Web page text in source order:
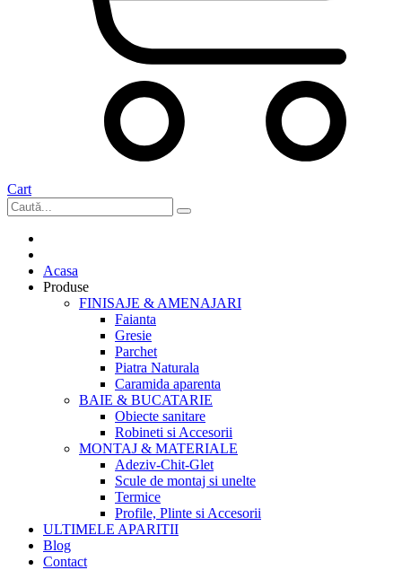
Cart
Acasa
Produse
FINISAJE & AMENAJARI
Faianta
Gresie
Parchet
Piatra Naturala
Caramida aparenta
BAIE & BUCATARIE
Obiecte sanitare
Robineti si Accesorii
MONTAJ & MATERIALE
Adeziv-Chit-Glet
Scule de montaj si unelte
Termice
Profile, Plinte si Accesorii
ULTIMELE APARITII
Blog
Contact